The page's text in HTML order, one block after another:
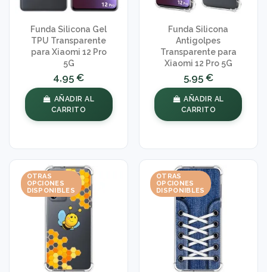
Funda Silicona Gel
TPU Transparente
para Xiaomi 12 Pro
5G
4,95 €
AÑADIR AL
CARRITO
Funda Silicona
Antigolpes
Transparente para
Xiaomi 12 Pro 5G
5,95 €
AÑADIR AL
CARRITO
OTRAS
OPCIONES
DISPONIBLES
OTRAS
OPCIONES
DISPONIBLES